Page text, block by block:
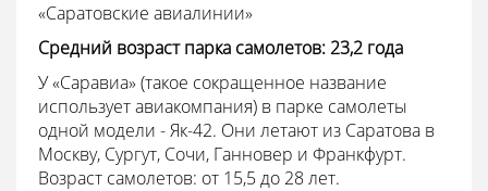
«Саратовские авиалинии»
Средний возраст парка самолетов: 23,2 года
У «Саравиа» (такое сокращенное название
использует авиакомпания) в парке самолеты
одной модели - Як-42. Они летают из Саратова в
Москву, Сургут, Сочи, Ганновер и Франкфурт.
Возраст самолетов: от 15,5 до 28 лет.